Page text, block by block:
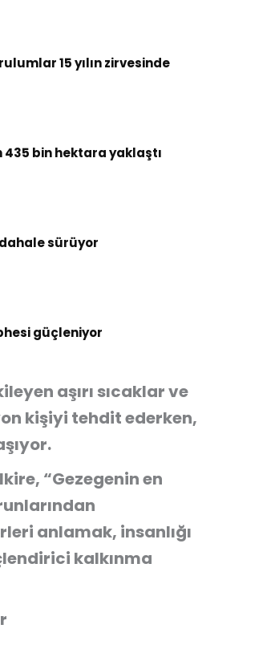
15 yılın zirvesinde
435 bin hektara yaklaştı
sürüyor
güçleniyor
aşırı sıcaklar ve
kişiyi tehdit ederken,
“Gezegenin en
anlamak, insanlığı
kalkınma